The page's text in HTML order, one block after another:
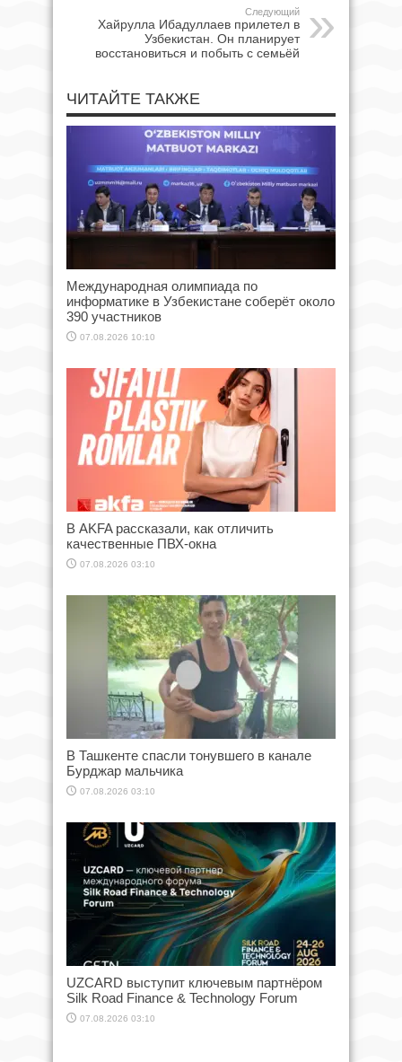
Следующий
Хайрулла Ибадуллаев прилетел в
Узбекистан. Он планирует
восстановиться и побыть с семьёй
ЧИТАЙТЕ ТАКЖЕ
Международная олимпиада по
информатике в Узбекистане соберёт около
390 участников
07.08.2026 10:10
В AKFA рассказали, как отличить
качественные ПВХ-окна
07.08.2026 03:10
В Ташкенте спасли тонувшего в канале
Бурджар мальчика
07.08.2026 03:10
UZCARD выступит ключевым партнёром
Silk Road Finance & Technology Forum
07.08.2026 03:10